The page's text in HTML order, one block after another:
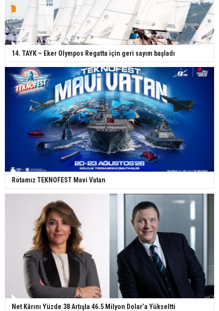
14. TAYK – Eker Olympos Regatta için geri sayım başladı
Rotamız TEKNOFEST Mavi Vatan
Net Kârını Yüzde 38 Artışla 46.5 Milyon Dolar’a Yükseltti